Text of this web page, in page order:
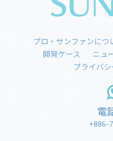
プロ・サンファンにつ
開発ケース
ニュ
プライバ
電
+886-